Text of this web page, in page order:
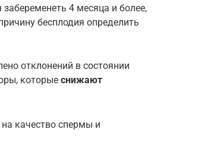
4 месяца и более,
бесплодия определить
отклонений в состоянии
которые снижают
качество спермы и